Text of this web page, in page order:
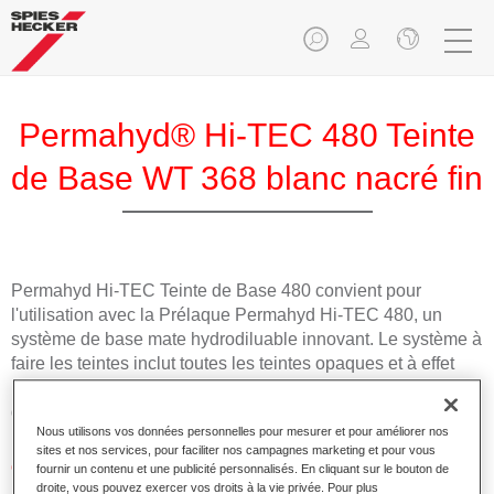
Permahyd® Hi-TEC 480 Teinte
de Base WT 368 blanc nacré fin
Permahyd Hi-TEC Teinte de Base 480 convient pour
l'utilisation avec la Prélaque Permahyd Hi-TEC 480, un
système de base mate hydrodiluable innovant. Le système à
faire les teintes inclut toutes les teintes opaques et à effet
nécessaires pour la réparation carrosserie de haute qualité
des voitures de tourisme.
Caractéristiques du produit
Nous utilisons vos données personnelles pour mesurer et pour améliorer nos
sites et nos services, pour faciliter nos campagnes marketing et pour vous
fournir un contenu et une publicité personnalisés. En cliquant sur le bouton de
droite, vous pouvez exercer vos droits à la vie privée. Pour plus